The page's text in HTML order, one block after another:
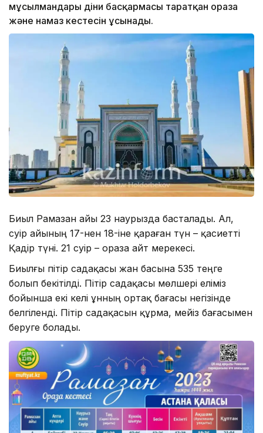
мұсылмандары діни басқармасы таратқан ораза
және намаз кестесін ұсынады.
Биыл Рамазан айы 23 наурызда басталады. Ал,
сәуір айының 17-нен 18-іне қараған түн – қасиетті
Қадір түні. 21 сәуір – ораза айт мерекесі.
Биылғы пітір садақасы жан басына 535 теңге
болып бекітілді. Пітір садақасы мөлшері еліміз
бойынша екі келі ұнның ортақ бағасы негізінде
белгіленді. Пітір садақасын құрма, мейіз бағасымен
беруге болады.